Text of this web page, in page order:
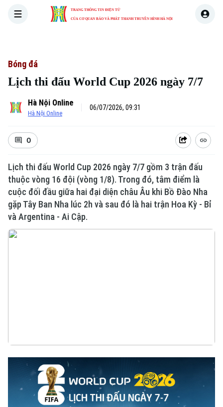
TRANG THÔNG TIN ĐIỆN TỬ
CỦA CƠ QUAN BÁO VÀ PHÁT THANH TRUYỀN HÌNH HÀ NỘI
Bóng đá
Lịch thi đấu World Cup 2026 ngày 7/7
Hà Nội Online
Hà Nội Online
06/07/2026, 09:31
0
Lịch thi đấu World Cup 2026 ngày 7/7 gồm 3 trận đấu
thuộc vòng 16 đội (vòng 1/8). Trong đó, tâm điểm là
cuộc đối đầu giữa hai đại diện châu Âu khi Bồ Đào Nha
gặp Tây Ban Nha lúc 2h và sau đó là hai trận Hoa Kỳ - Bỉ
và Argentina - Ai Cập.